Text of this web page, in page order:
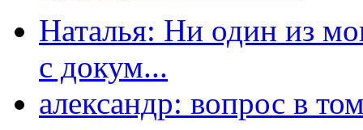
Наталья: Ни один из
с докум...
александр: вопрос в